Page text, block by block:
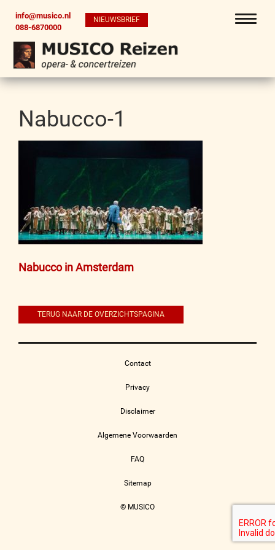
info@musico.nl
088-6870000
NIEUWSBRIEF
Nabucco-1
Bericht
Nabucco in Amsterdam
TERUG NAAR DE OVERZICHTSPAGINA
Contact
Privacy
Disclaimer
Algemene Voorwaarden
FAQ
Sitemap
© MUSICO